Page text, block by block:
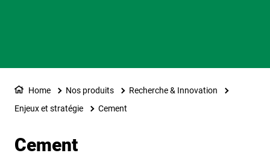
Home Nos produits
Recherche & Innovation
Enjeux et stratégie
Cement
Cement